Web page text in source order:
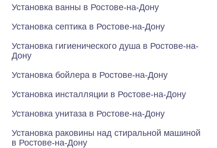
Установка ванны в Ростове-на-Дону
Установка септика в Ростове-на-Дону
Установка гигиенического душа в Ростове-на-
Дону
Установка бойлера в Ростове-на-Дону
Установка инсталляции в Ростове-на-Дону
Установка унитаза в Ростове-на-Дону
Установка раковины над стиральной машиной
в Ростове-на-Дону